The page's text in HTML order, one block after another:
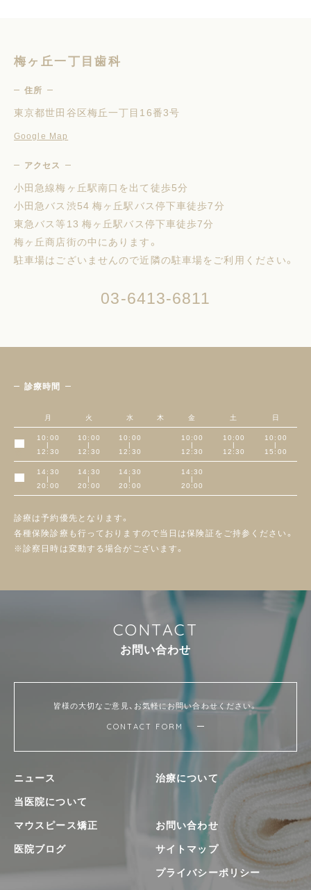
梅ヶ丘一丁目歯科
住所
東京都世田谷区梅丘一丁目16番3号
Google Map
アクセス
小田急線梅ヶ丘駅南口を出て徒歩5分
小田急バス渋54 梅ヶ丘駅バス停下車徒歩7分
東急バス等13 梅ヶ丘駅バス停下車徒歩7分
梅ヶ丘商店街の中にあります。
駐車場はございませんので近隣の駐車場をご利用ください。
03-6413-6811
診療時間
月 火 水 木 金 土 日
10:00
|
12:30
10:00
|
12:30
10:00
|
12:30
10:00
|
12:30
10:00
|
12:30
10:00
|
15:00
14:30
|
20:00
14:30
|
20:00
14:30
|
20:00
14:30
|
20:00
診療は予約優先となります。
各種保険診療も行っておりますので当日は保険証をご持参ください。
※診察日時は変動する場合がございます。
CONTACT
お問い合わせ
皆様の大切なご意見、お気軽にお問い合わせください。
CONTACT FORM
ニュース
当医院について
治療について
マウスピース矯正
医院ブログ
お問い合わせ
サイトマップ
プライバシーポリシー